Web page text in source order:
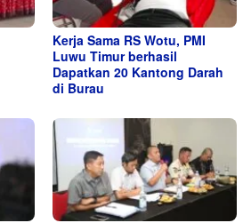
Kerja Sama RS Wotu, PMI
Luwu Timur berhasil
Dapatkan 20 Kantong Darah
di Burau